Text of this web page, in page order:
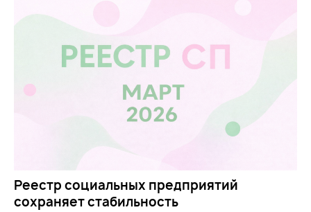
Реестр социальных предприятий
сохраняет стабильность